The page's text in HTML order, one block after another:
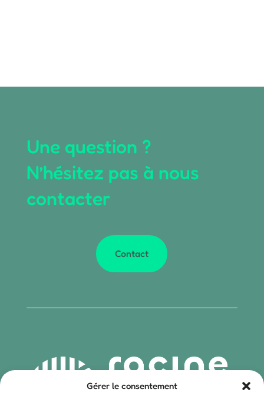
Gérer le consentement
Une question ?
N’hésitez pas à nous
contacter
Contact